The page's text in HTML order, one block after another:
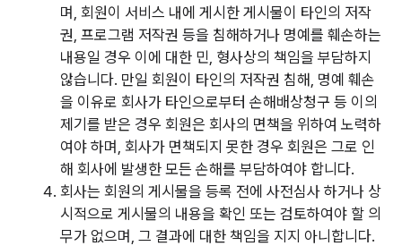
며, 회원이 서비스 내에 게시한 게시물이 타인의 저작
권, 프로그램 저작권 등을 침해하거나 명예를 훼손하는
내용일 경우 이에 대한 민, 형사상의 책임을 부담하지
않습니다. 만일 회원이 타인의 저작권 침해, 명예 훼손
을 이유로 회사가 타인으로부터 손해배상청구 등 이의
제기를 받은 경우 회원은 회사의 면책을 위하여 노력하
여야 하며, 회사가 면책되지 못한 경우 회원은 그로 인
해 회사에 발생한 모든 손해를 부담하여야 합니다.
회사는 회원의 게시물을 등록 전에 사전심사 하거나 상
시적으로 게시물의 내용을 확인 또는 검토하여야 할 의
무가 없으며, 그 결과에 대한 책임을 지지 아니합니다.